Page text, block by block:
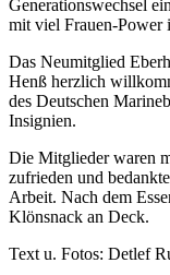
Generationswechsel
mit viel Frauen-Power
Das Neumitglied
Henß herzlich
des Deutschen
Insignien.
Die Mitglieder waren
zufrieden und
Arbeit. Nach dem
Klönsnack an Deck.
Text u. Fotos: Detlef